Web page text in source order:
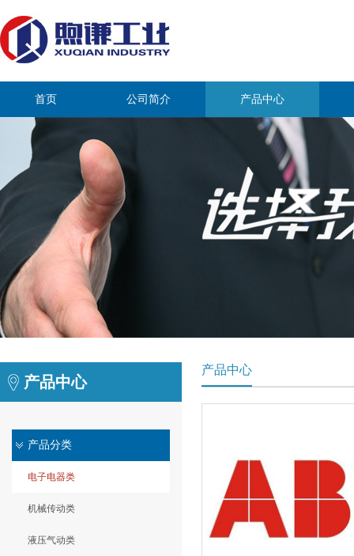
首页 公司简介 产品中心
产品中心
产品分类
电子电器类
机械传动类
液压气动类
产品中心